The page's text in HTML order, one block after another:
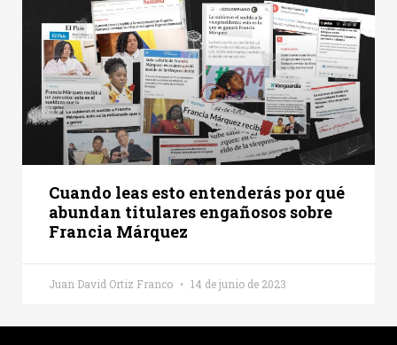
Cuando leas esto entenderás por qué
abundan titulares engañosos sobre
Francia Márquez
Juan David Ortiz Franco 14 de junio de 2023